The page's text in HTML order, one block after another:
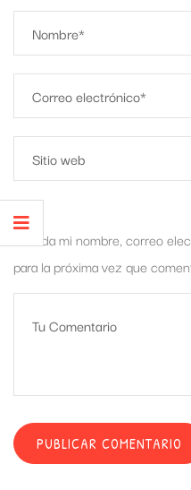
Guarda mi nombre, correo
para la próxima vez que